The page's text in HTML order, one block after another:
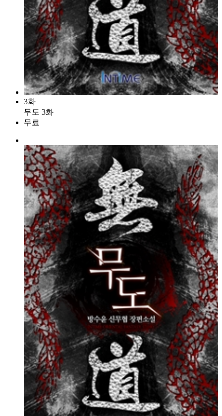
3화
무도 3화
무료